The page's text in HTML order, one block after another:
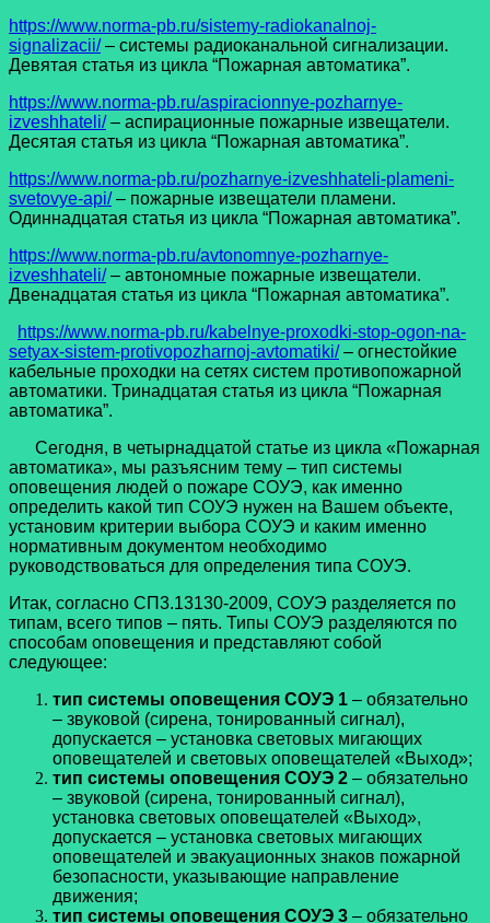
https://www.norma-pb.ru/sistemy-radiokanalnoj-
signalizacii/– системы радиоканальной сигнализации.
Девятая статья из цикла “Пожарная автоматика”.
https://www.norma-pb.ru/aspiracionnye-pozharnye-
izveshhateli/– аспирационные пожарные извещатели.
Десятая статья из цикла “Пожарная автоматика”.
https://www.norma-pb.ru/pozharnye-izveshhateli-plameni-
svetovye-api/– пожарные извещатели пламени.
Одиннадцатая статья из цикла “Пожарная автоматика”.
https://www.norma-pb.ru/avtonomnye-pozharnye-
izveshhateli/– автономные пожарные извещатели.
Двенадцатая статья из цикла “Пожарная автоматика”.
https://www.norma-pb.ru/kabelnye-proxodki-stop-ogon-na-
setyax-sistem-protivopozharnoj-avtomatiki/– огнестойкие
кабельные проходки на сетях систем противопожарной
автоматики. Тринадцатая статья из цикла “Пожарная
автоматика”.
Сегодня, в четырнадцатой статье из цикла «Пожарная
автоматика», мы разъясним тему – тип системы
оповещения людей о пожаре СОУЭ, как именно
определить какой тип СОУЭ нужен на Вашем объекте,
установим критерии выбора СОУЭ и каким именно
нормативным документом необходимо
руководствоваться для определения типа СОУЭ.
Итак, согласно СП3.13130-2009, СОУЭ разделяется по
типам, всего типов – пять. Типы СОУЭ разделяются по
способам оповещения и представляют собой
следующее:
тип системы оповещения СОУЭ 1 – обязательно
– звуковой (сирена, тонированный сигнал),
допускается – установка световых мигающих
оповещателей и световых оповещателей «Выход»;
тип системы оповещения СОУЭ 2 – обязательно
– звуковой (сирена, тонированный сигнал),
установка световых оповещателей «Выход»,
допускается – установка световых мигающих
оповещателей и эвакуационных знаков пожарной
безопасности, указывающие направление
движения;
тип системы оповещения СОУЭ 3 – обязательно